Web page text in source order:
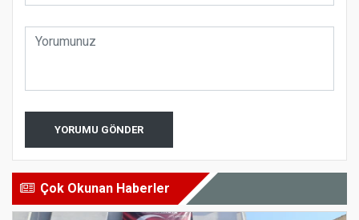
YORUMU GÖNDER
Çok Okunan Haberler